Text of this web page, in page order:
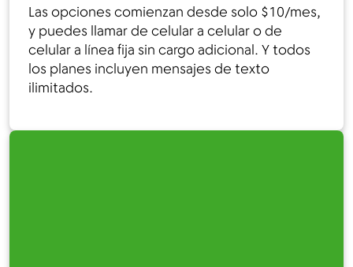
Las opciones comienzan desde solo $10/mes,
y puedes llamar de celular a celular o de
celular a línea fija sin cargo adicional. Y todos
los planes incluyen mensajes de texto
ilimitados.